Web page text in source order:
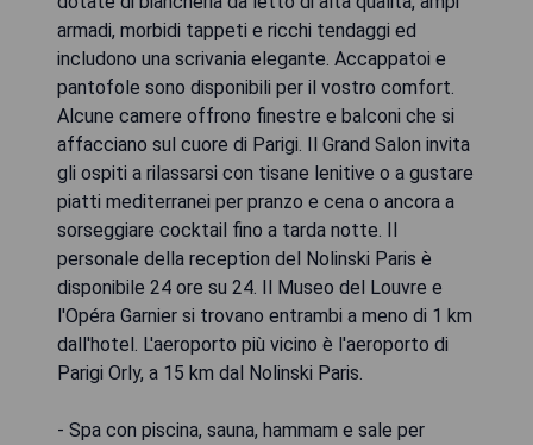
armadi, morbidi tappeti e ricchi tendaggi ed
includono una scrivania elegante. Accappatoi e
pantofole sono disponibili per il vostro comfort.
Alcune camere offrono finestre e balconi che si
affacciano sul cuore di Parigi. Il Grand Salon invita
gli ospiti a rilassarsi con tisane lenitive o a gustare
piatti mediterranei per pranzo e cena o ancora a
sorseggiare cocktail fino a tarda notte. Il
personale della reception del Nolinski Paris è
disponibile 24 ore su 24. Il Museo del Louvre e
l'Opéra Garnier si trovano entrambi a meno di 1 km
dall'hotel. L'aeroporto più vicino è l'aeroporto di
Parigi Orly, a 15 km dal Nolinski Paris.
- Spa con piscina, sauna, hammam e sale per